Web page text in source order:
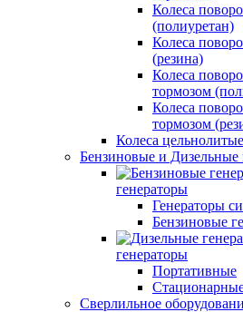
Колеса
(полиуретан)
Колеса
(резина)
Колеса
тормозом
Колеса
тормозом
Колеса цельнолитые
Бензиновые и Дизельные
генераторы
Генераторы
Бензиновые
генераторы
Портативные
Сверлильное